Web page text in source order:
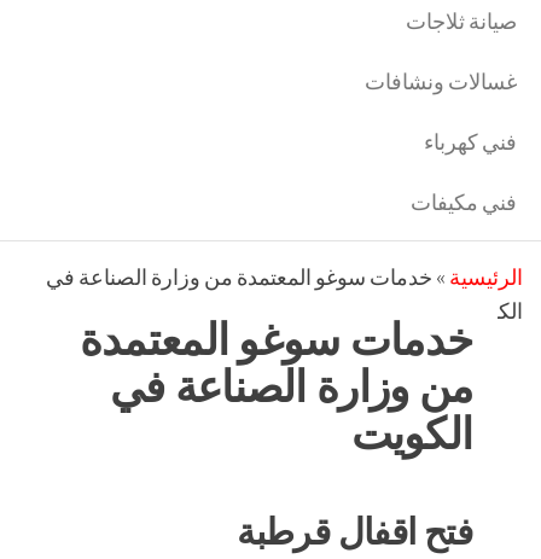
صيانة ثلاجات
غسالات ونشافات
فني كهرباء
فني مكيفات
الرئيسية » خدمات سوغو المعتمدة من وزارة الصناعة في
الكويتخدمات سوغو المعتمدة
من وزارة الصناعة في
الكويت
فتح اقفال قرطبة